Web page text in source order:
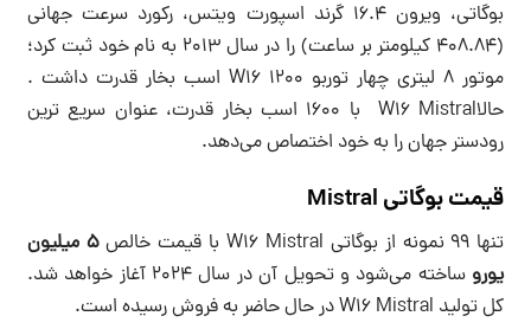
بوگاتی، ویرون 16.4 گرند اسپورت ویتس، رکورد سرعت جهانی
(408.84 کیلومتر بر ساعت) را در سال 2013 به نام خود ثبت کرد؛
موتور 8 لیتری چهار توربو W16 1200 اسب بخار قدرت داشت .
حالاW16 Mistral با 1600 اسب بخار قدرت، عنوان سریع ترین
رودستر جهان را به خود اختصاص می‌دهد.
قیمت بوگاتی Mistral
تنها 99 نمونه از بوگاتی W16 Mistral با قیمت خالص
5 میلیون
یورو
ساخته می‌شود و تحویل آن در سال 2024 آغاز خواهد شد.
کل تولید W16 Mistral در حال حاضر به فروش رسیده است.